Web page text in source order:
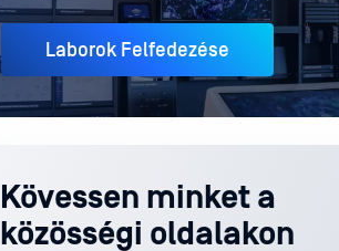
Laborok Felfedezése
Kövessen minket a
közösségi oldalakon